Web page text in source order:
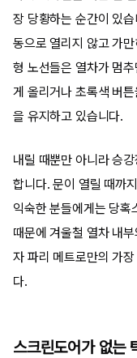
장 당황하는 순간이 있
동으로 열리지 않고 가
형 노선들은 열차가 멈
게 올리거나 초록색 버
을 유지하고 있습니다.
내릴 때뿐만 아니라 승
합니다. 문이 열릴 때까
익숙한 분들에게는 당혹
때문에 겨울철 열차 내
자 파리 메트로만의 가
다.
스크린도어가 없는